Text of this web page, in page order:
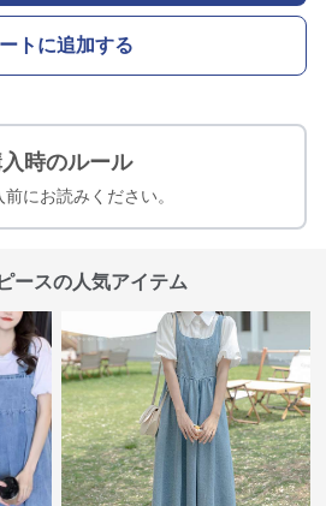
トに追加する
時のルール
にお読みください。
ースの人気アイテム